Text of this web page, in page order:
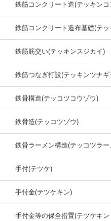
鉄筋コンクリート造(テッキン
鉄筋コンクリート造布基礎(テ
鉄筋筋交い(テッキンスジカイ)
鉄筋つなぎ打設(テッキンツナギ
鉄骨構造(テッコツコウゾウ)
鉄骨造(テッコツゾウ)
鉄骨ラーメン構造(テッコツラ
手付(テツケ)
手付金(テツケキン)
手付金等の保全措置(テツケキ